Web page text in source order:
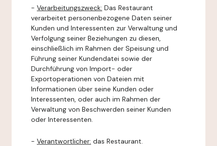
- Verarbeitungszweck: Das Restaurant
verarbeitet personenbezogene Daten seiner
Kunden und Interessenten zur Verwaltung und
Verfolgung seiner Beziehungen zu diesen,
einschließlich im Rahmen der Speisung und
Führung seiner Kundendatei sowie der
Durchführung von Import- oder
Exportoperationen von Dateien mit
Informationen über seine Kunden oder
Interessenten, oder auch im Rahmen der
Verwaltung von Beschwerden seiner Kunden
oder Interessenten.
- Verantwortlicher: das Restaurant.